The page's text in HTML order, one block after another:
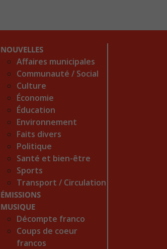
NOUVELLES
Affaires municipales
Communauté / Social
Culture
Économie
Éducation
Environnement
Faits divers
Politique
Santé et bien-être
Sports
Transport / Circulation
ÉMISSIONS
MUSIQUE
Décompte franco
Coups de coeur
francos